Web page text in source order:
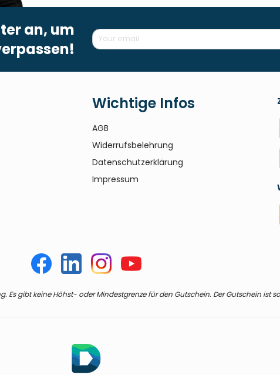
an, um
Wichtige Infos
AGB
Widerrufsbelehrung
Datenschutzerklärung
Impressum
Es gibt keine Höhst- oder Mindestgrenze für den Gutschein. Der Gutschein ist